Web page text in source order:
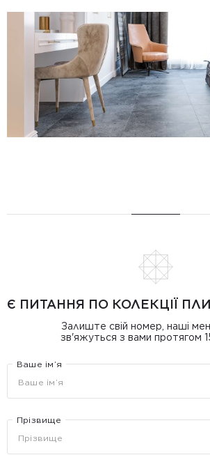
Є ПИТАННЯ ПО КОЛЕКЦІЇ
Залиште свій номер, наші
зв'яжуться з вами протягом
Ваше ім’я
Прізвище